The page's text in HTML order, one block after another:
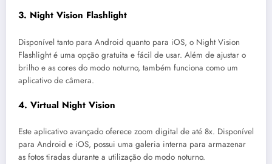
3. Night Vision Flashlight
Disponível tanto para Android quanto para iOS, o Night Vision
Flashlight é uma opção gratuita e fácil de usar. Além de ajustar o
brilho e as cores do modo noturno, também funciona como um
aplicativo de câmera.
4. Virtual Night Vision
Este aplicativo avançado oferece zoom digital de até 8x. Disponível
para Android e iOS, possui uma galeria interna para armazenar
as fotos tiradas durante a utilização do modo noturno.